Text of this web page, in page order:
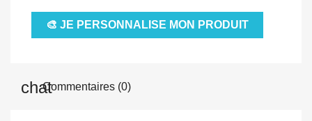
🎨 JE PERSONNALISE MON PRODUIT
Commentaires (0)